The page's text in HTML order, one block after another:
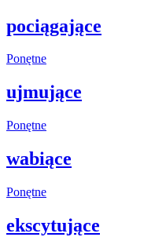
pociągające
Ponętne
ujmujące
Ponętne
wabiące
Ponętne
ekscytujące